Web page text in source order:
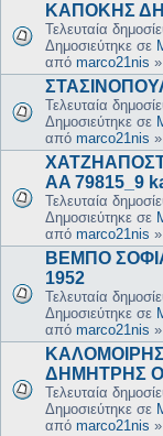
ΚΑΠΟΚΗΣ
Τελευταία
Δημοσιεύτηκε σε
από marco21nis »
Τελευταία
Δημοσιεύτηκε σε
από marco21nis »
AA 79815_9
Τελευταία
Δημοσιεύτηκε σε
από marco21nis »
ΒΕΜΠΟ ΣΟΦΙΑ
1952
Τελευταία
Δημοσιεύτηκε σε
από marco21nis »
ΔΗΜΗΤΡΗΣ
Τελευταία
Δημοσιεύτηκε σε
από marco21nis »